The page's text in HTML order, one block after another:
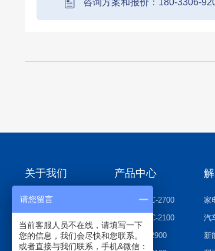
咨询方案和报价：180-3306-
关于我们
资讯中心
集团架构
产品中心
家电电子KC-2700
汽车电子KC-2100
新能源KC-2900
家
汽
新
请您留言
当前客服人员不在线，请填写一下
您的信息，我们会尽快和您联系。
或者直接与我们联系，手机&微信：